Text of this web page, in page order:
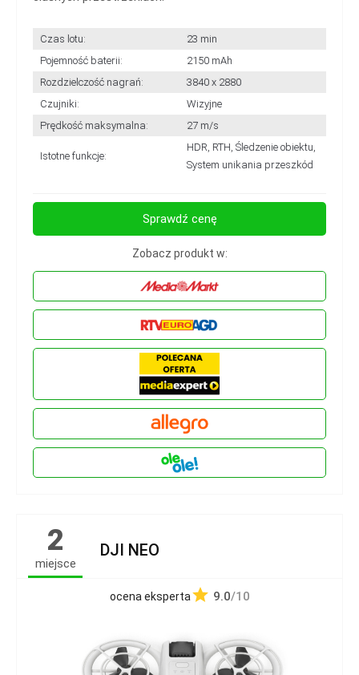
Czas lotu:
23 min
Pojemność baterii:
2150 mAh
Rozdzielczość nagrań:
3840 x 2880
Czujniki:
Wizyjne
Prędkość maksymalna:
27 m/s
Istotne funkcje:
HDR, RTH, Śledzenie obiektu,
System unikania przeszkód
Sprawdź cenę
Zobacz produkt w:
2
miejsce
DJI NEO
ocena eksperta 9.0/10